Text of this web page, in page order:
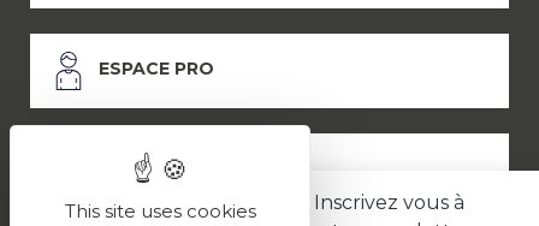
Inscrivez vous à
ESPACE PRO
ESPACE PRESSE
This site uses cookies